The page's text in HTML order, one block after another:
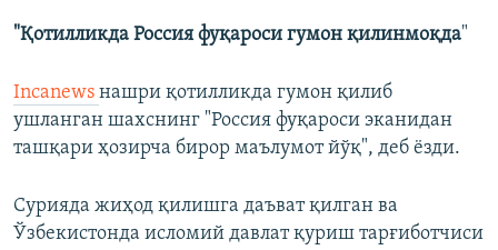
"Қотилликда Россия фуқароси гумон қилинмоқда"
Incanews нашри қотилликда гумон қилиб
ушланган шахснинг "Россия фуқароси эканидан
ташқари ҳозирча бирор маълумот йўқ", деб ёзди.
Сурияда жиҳод қилишга даъват қилган ва
Ўзбекистонда исломий давлат қуриш тарғиботчиси